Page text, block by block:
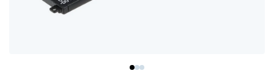
item
item
item